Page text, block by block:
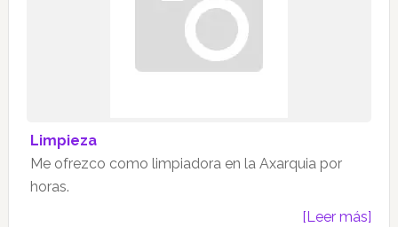
Limpieza
Me ofrezco como limpiadora en la Axarquia por
horas.
[Leer más]